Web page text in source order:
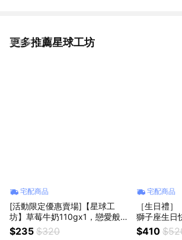
更多推薦星球工坊
看更多
宅配商品
[活動限定優惠賣場]【星球工
坊】草莓牛奶110gx1，戀愛般的
迷人滋味
$235 $320
宅配商品
［生日禮］
獅子座生日
0g×2)
$410